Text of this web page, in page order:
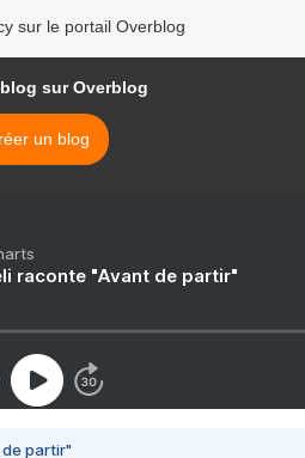
sur le portail Overblog
sur Overblog
un blog
raconte "Avant de partir"
de partir"